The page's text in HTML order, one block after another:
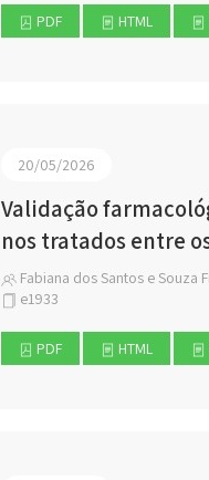
PDF HTML
20/05/2026
Validação
nos tratados entre
Fabiana dos Santos e Souza
e1933
PDF HTML